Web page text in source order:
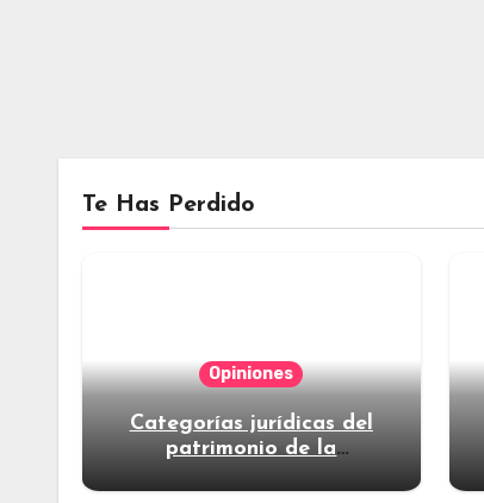
Te Has Perdido
Opiniones
Categorías jurídicas del
patrimonio de la